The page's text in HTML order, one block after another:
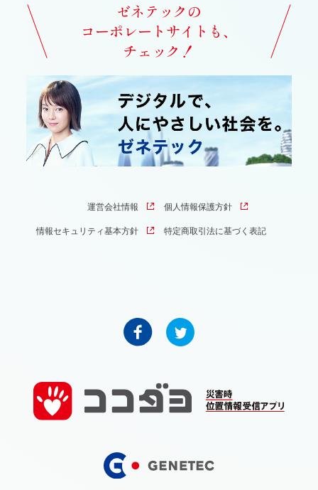
ゼネテックの
コーポレートサイトも、
チェック！
運営会社情報 個人情報保護方針
情報セキュリティ基本方針 特定商取引法に基づく表記